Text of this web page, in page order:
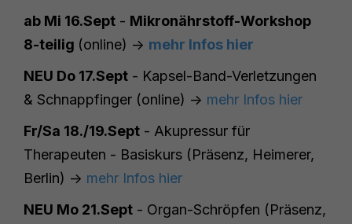
ab Mi 16.Sept - Mikronährstoff-Workshop
8-teilig (online) -> mehr Infos hier
NEU Do 17.Sept - Kapsel-Band-Verletzungen
& Schnappfinger (online) -> mehr Infos hier
Fr/Sa 18./19.Sept - Akupressur für
Therapeuten - Basiskurs (Präsenz, Heimerer,
Berlin) -> mehr Infos hier
NEU Mo 21.Sept - Organ-Schröpfen (Präsenz,